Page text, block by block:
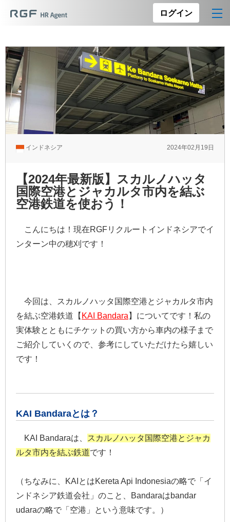
ログイン
インドネシア 2024年02月19日
【2024年最新版】スカルノハッタ
国際空港とジャカルタ市内を結ぶ
空港鉄道を使おう！
こんにちは！現在RGFリクルートインドネシアでイ
ンターン中の穂刈です！
今回は、スカルノハッタ国際空港とジャカルタ市内
を結ぶ空港鉄道【 KAI Bandara 】についてです！私の
実体験とともにチケットの買い方から車内の様子まで
ご紹介していくので、参考にしていただけたら嬉しい
です！
KAI Bandaraとは？
KAI Bandaraは、
スカルノハッタ国際空港とジャカ
ルタ市内を結ぶ鉄道です！
（ちなみに、KAIとはKereta Api Indonesiaの略で「イ
ンドネシア鉄道会社」のこと、Bandaraはbandar
udaraの略で「空港」という意味です。）